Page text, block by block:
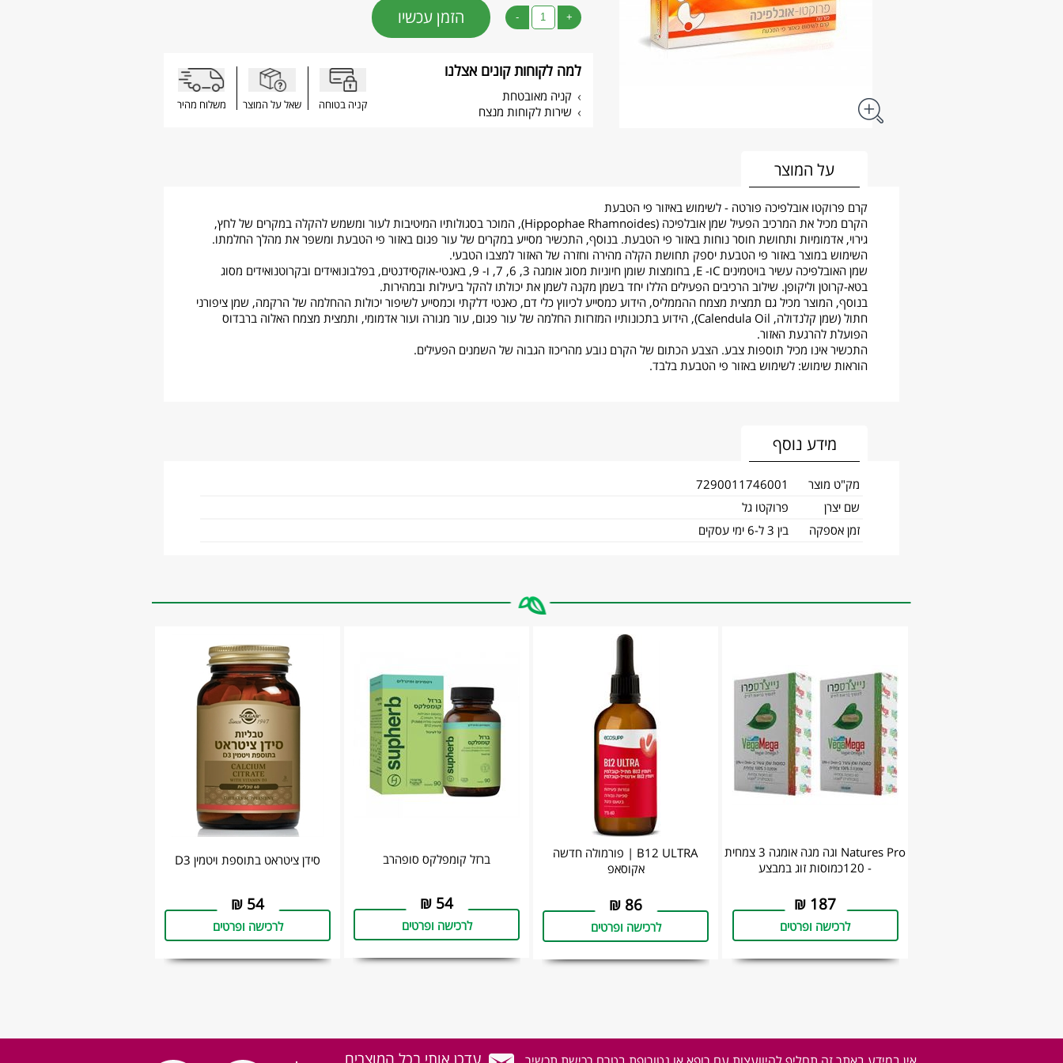
+
- הזמן עכשיו
למה לקוחות קונים אצלנו
קניה מאובטחת
שירות לקוחות מנצח
קניה בטוחה שאל על המוצר משלוח מהיר
על המוצר
קרם פרוקטו אובלפיכה פורטה - לשימוש באיזור פי הטבעת
הקרם מכיל את המרכיב הפעיל שמן אובלפיכה (Hippophae Rhamnoides), המוכר בסגולותיו המיטיבות לעור ומשמש להקלה במקרים של לחץ,
גירוי, אדמומיות ותחושת חוסר נוחות באזור פי הטבעת. בנוסף, התכשיר מסייע במקרים של עור פגום באזור פי הטבעת ומשפר את מהלך החלמתו.
השימוש במוצר באזור פי הטבעת יספק תחושת הקלה מהירה וחזרה של האזור למצבו הטבעי.
שמן האובלפיכה עשיר בויטמינים Cו- E, בחומצות שומן חיוניות מסוג אומגה 3, 6, 7, ו- 9, באנטי-אוקסידנטים, בפלבונואידים ובקרוטנואידים מסוג
בטא-קרוטן וליקופן. שילוב הרכיבים הפעילים הללו יחד בשמן מקנה לשמן את יכולתו להקל ביעילות ובמהירות.
בנוסף, המוצר מכיל גם תמצית מצמח ההממליס, הידוע כמסייע לכיווץ כלי דם, כאנטי דלקתי וכמסייע לשיפור יכולות ההחלמה של הרקמה, שמן ציפורני
חתול (שמן קלנדולה, Calendula Oil), הידוע בתכונותיו המזרזות החלמה של עור פגום, עור מגורה ועור אדמומי, ותמצית מצמח האלוה ברבדוס
הפועלת להרגעת האזור.
התכשיר אינו מכיל תוספות צבע. הצבע הכתום של הקרם נובע מהריכוז הגבוה של השמנים הפעילים.
הוראות שימוש: לשימוש באזור פי הטבעת בלבד.
מידע נוסף
מק"ט מוצר
7290011746001
שם יצרן
פרוקטו גל
זמן אספקה
בין 3 ל-6 ימי עסקים
Natures Pro וגה מגה אומגה 3 צמחית
- 120כמוסות זוג במבצע
187
₪
לרכישה ופרטים
B12 ULTRA | פורמולה חדשה
אקוסאפ
86
₪
לרכישה ופרטים
ברזל קומפלקס סופהרב
54
₪
לרכישה ופרטים
סידן ציטראט בתוספת ויטמין D3
54
₪
לרכישה ופרטים
עדכן אותי בכל המוצרים